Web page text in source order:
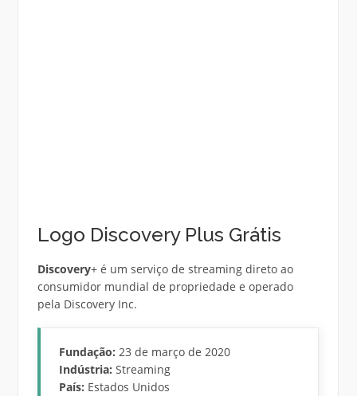
Logo Discovery Plus Grátis
Discovery+ é um serviço de streaming direto ao
consumidor mundial de propriedade e operado
pela Discovery Inc.
Fundação: 23 de março de 2020
Indústria: Streaming
País: Estados Unidos